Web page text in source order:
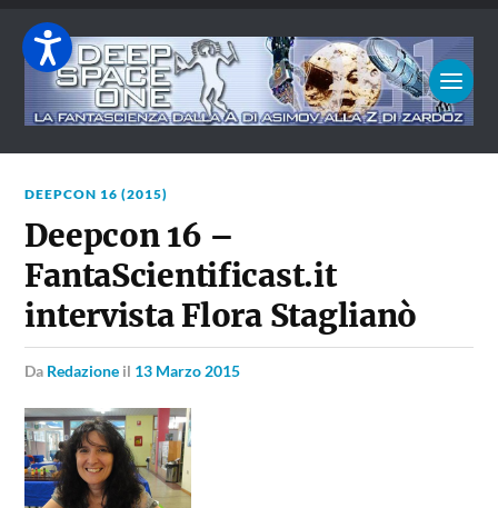
DEEPCON 16 (2015)
Deepcon 16 –
FantaScientificast.it
intervista Flora Staglianò
da Redazione il 13 Marzo 2015